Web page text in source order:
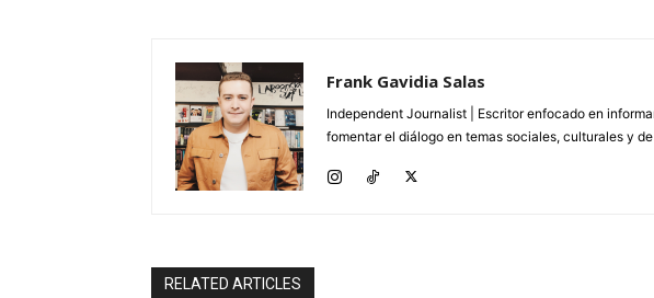
Frank Gavidia Salas
Independent Journalist | Escritor enfocado en
fomentar el diálogo en temas sociales, culturales y
RELATED ARTICLES